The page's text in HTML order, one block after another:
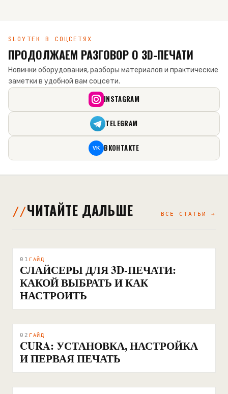
SLOYTEK В СОЦСЕТЯХ
ПРОДОЛЖАЕМ РАЗГОВОР О 3D-ПЕЧАТИ
Новинки оборудования, разборы материалов и практические
заметки в удобной вам соцсети.
INSTAGRAM
TELEGRAM
VK ВКОНТАКТЕ
ЧИТАЙТЕ ДАЛЬШЕ ВСЕ СТАТЬИ →
01 ГАЙД
СЛАЙСЕРЫ ДЛЯ 3D-ПЕЧАТИ:
КАКОЙ ВЫБРАТЬ И КАК
НАСТРОИТЬ
02 ГАЙД
CURA: УСТАНОВКА, НАСТРОЙКА
И ПЕРВАЯ ПЕЧАТЬ